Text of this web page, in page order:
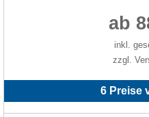
ab
inkl.
zzgl.
6 Preise